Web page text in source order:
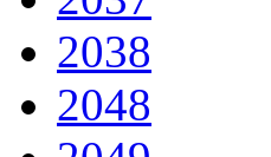
2038
2048